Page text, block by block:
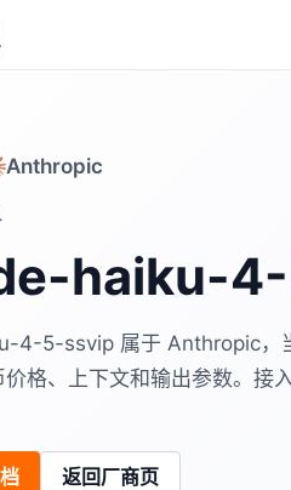
Anthropic
haiku-
4-5-ssvip 属于 Anthropic，
价格、上下文和输出参数。接
返回厂商页